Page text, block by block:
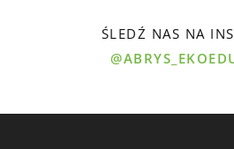
ŚLEDŹ NAS NA